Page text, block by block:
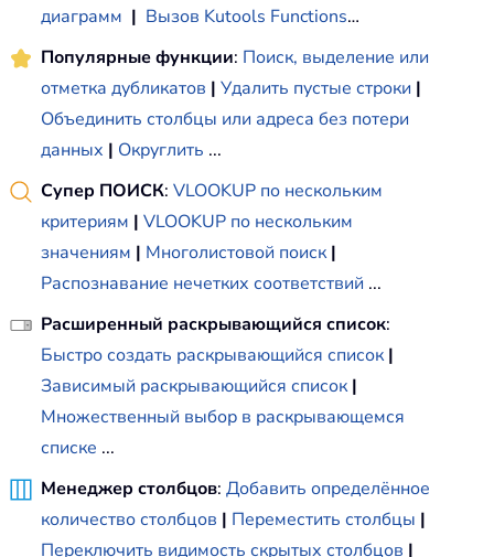
диаграмм | Вызов Kutools Functions…
Популярные функции: Поиск, выделение или
отметка дубликатов | Удалить пустые строки |
Объединить столбцы или адреса без потери
данных | Округлить ...
Супер ПОИСК: VLOOKUP по нескольким
критериям | VLOOKUP по нескольким
значениям | Многолистовой поиск |
Распознавание нечетких соответствий ...
Расширенный раскрывающийся список:
Быстро создать раскрывающийся список |
Зависимый раскрывающийся список |
Множественный выбор в раскрывающемся
списке ...
Менеджер столбцов: Добавить определённое
количество столбцов | Переместить столбцы |
Переключить видимость скрытых столбцов |